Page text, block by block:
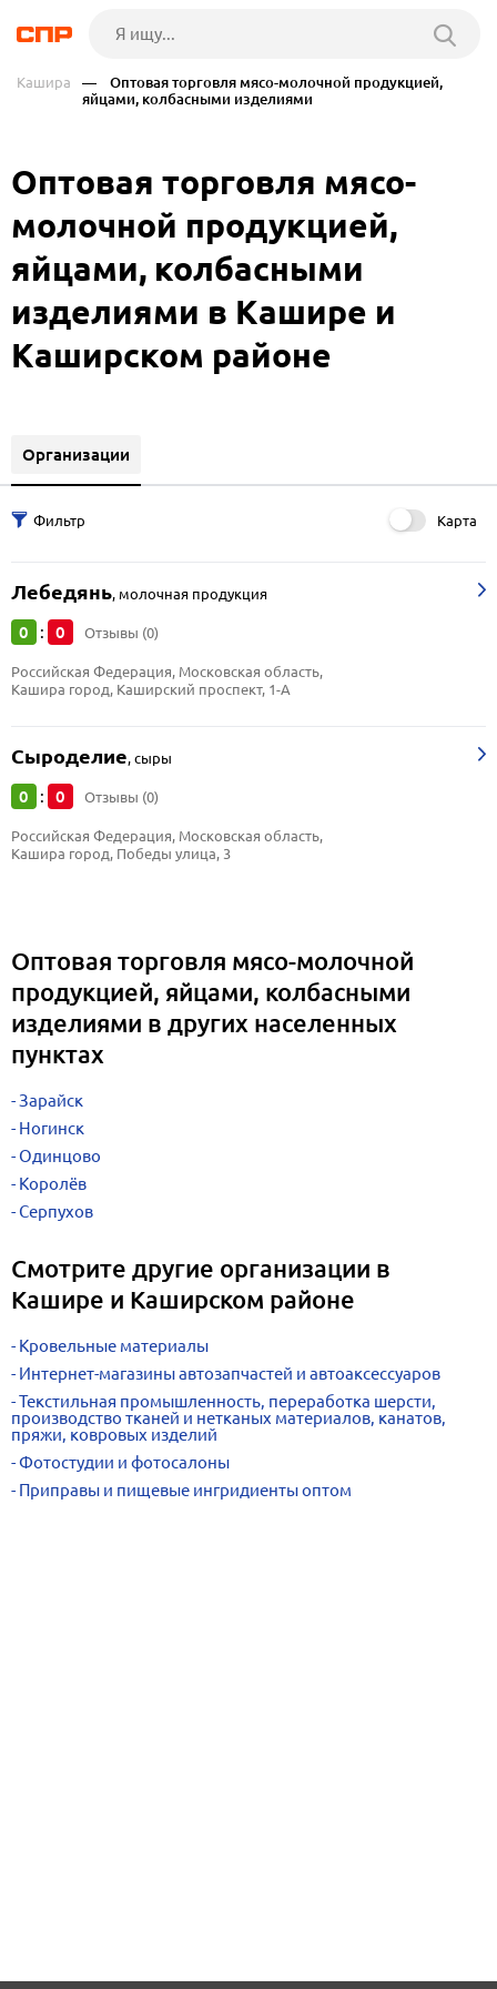
Кашира
— Оптовая торговля мясо-молочной продукцией,
яйцами, колбасными изделиями
Оптовая торговля мясо-
молочной продукцией,
яйцами, колбасными
изделиями в Кашире и
Каширском районе
Организации
Карта
Лебедянь, молочная продукция
0 : 0 Отзывы (0)
Российская Федерация, Московская область,
Кашира город, Каширский проспект, 1-А
Сыроделие,сыры
0 : 0 Отзывы (0)
Российская Федерация, Московская область,
Кашира город, Победы улица, 3
Оптовая торговля мясо-молочной
продукцией, яйцами, колбасными
изделиями в других населенных
пунктах
Зарайск
Ногинск
Одинцово
Королёв
Серпухов
Смотрите другие организации в
Кашире и Каширском районе
Кровельные материалы
Интернет-магазины автозапчастей и автоаксессуаров
Текстильная промышленность, переработка шерсти,
производство тканей и нетканых материалов, канатов,
пряжи, ковровых изделий
Фотостудии и фотосалоны
Приправы и пищевые ингридиенты оптом